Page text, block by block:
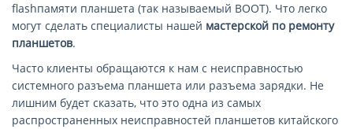
flashпамяти планшета (так называемый BOOT). Что легко
могут сделать специалисты нашей мастерской по ремонту
планшетов.
Часто клиенты обращаются к нам с неисправностью
системного разъема планшета или разъема зарядки. Не
лишним будет сказать, что это одна из самых
распространенных неисправностей планшетов китайского